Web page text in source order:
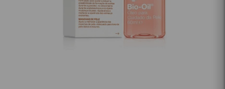
Chupetas e Acessórios
Almofadas de Amamentação